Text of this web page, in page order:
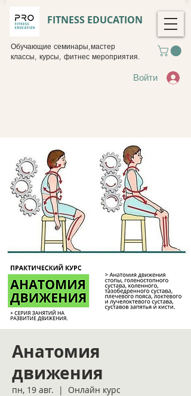
FITNESS EDUCATION
Обучающие семинары,мастер
классы, курсы, фитнес мероприятия.
Войти
Анатомия
движения
пн, 19 авг.
  |
Онлайн курс